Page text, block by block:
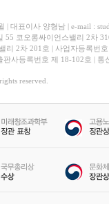
| 대표이사 양형남 | e-mail :
55 코오롱싸이언스밸리 2차
리 2차 201호 | 사업자등록번
판사등록번호 제 18-102호 |
reserved.